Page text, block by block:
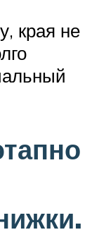
края не